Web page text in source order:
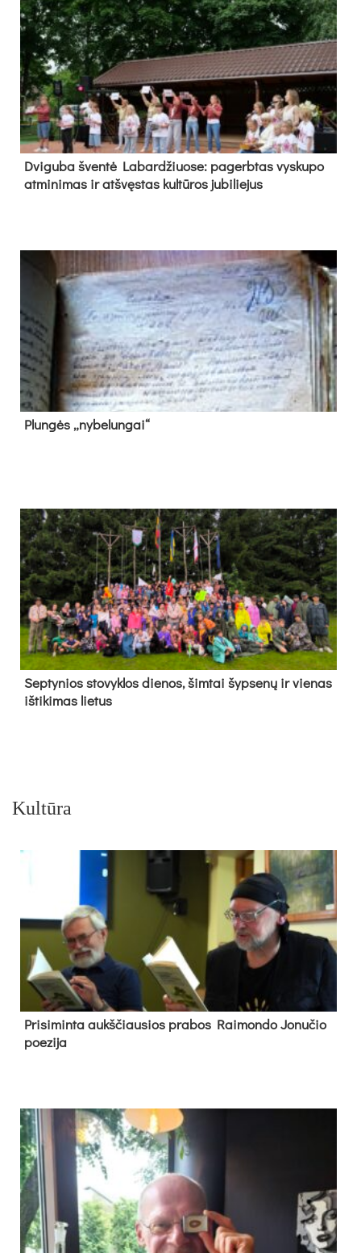
Dvi­gu­ba šven­tė La­bar­džiuo­se: pa­gerb­tas vys­ku­po
at­mi­ni­mas ir at­švęs­tas kul­tū­ros ju­bi­lie­jus
Plun­gės „ny­be­lun­gai“
Sep­ty­nios sto­vyk­los die­nos, šim­tai šyp­se­nų ir vie­nas
iš­ti­ki­mas lie­tus
Kultūra
Pri­si­min­ta aukš­čiau­sios pra­bos Rai­mon­do Jo­nu­čio
poe­zi­ja